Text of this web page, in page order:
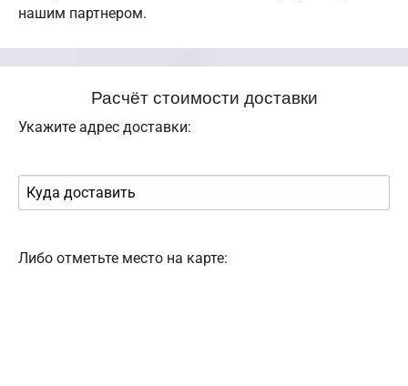
нашим партнером.
Расчёт стоимости доставки
Укажите адрес доставки:
Либо отметьте место на карте: